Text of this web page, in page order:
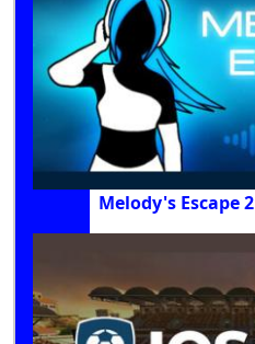
Melody's Escape 2